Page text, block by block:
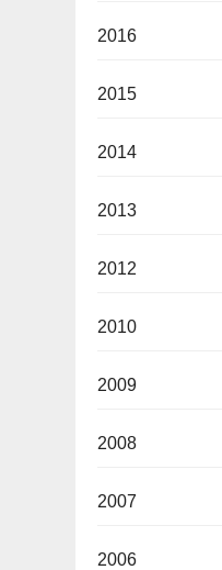
2016
2015
2014
2013
2012
2010
2009
2008
2007
2006